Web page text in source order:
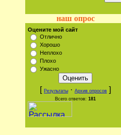
наш опрос
Оцените мой сайт
Отлично
Хорошо
Неплохо
Плохо
Ужасно
[ Результаты · Архив опросов ]
Всего ответов: 181